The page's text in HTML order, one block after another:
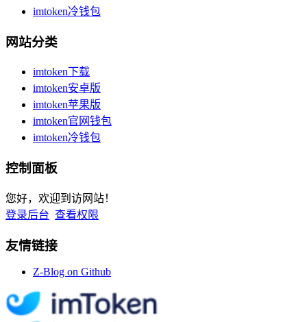
imtoken冷钱包
网站分类
imtoken下载
imtoken安卓版
imtoken苹果版
imtoken官网钱包
imtoken冷钱包
控制面板
您好，欢迎到访网站！
登录后台 查看权限
友情链接
Z-Blog on Github